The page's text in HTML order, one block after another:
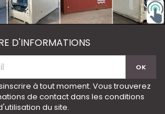
D'INFORMATIONS
à tout moment. Vous trouverez
de contact dans les conditions
du site.